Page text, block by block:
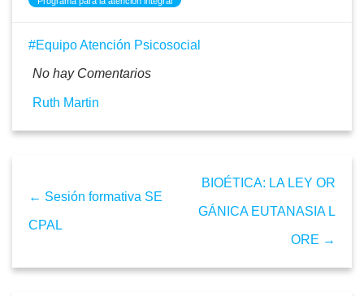
Equipo Atención Psicosocial
No hay Comentarios
Ruth Martin
← Sesión formativa SE
CPAL
BIOÉTICA: LA LEY OR
GÁNICA EUTANASIA L
ORE →